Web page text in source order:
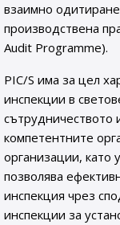
взаимно
производствена
Audit Programme).
PIC/S има за цел
инспекции в
компетентните
организации, като
позволява
инспекция чрез
инспекции за